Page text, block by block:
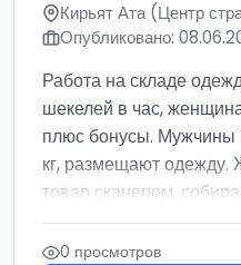
Кирьят Ата (Центр
Опубликовано:
Работа на складе
шекелей в час,
плюс бонусы. Мужчины
кг, размещают
товар сканером,
0 просмотров